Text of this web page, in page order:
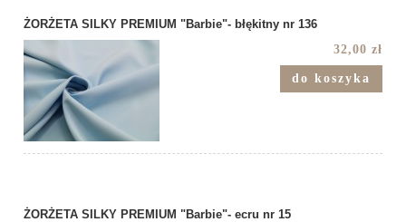
ŻORŻETA SILKY PREMIUM "Barbie"- błękitny nr 136
32,00 zł
do koszyka
ŻORŻETA SILKY PREMIUM "Barbie"- ecru nr 15